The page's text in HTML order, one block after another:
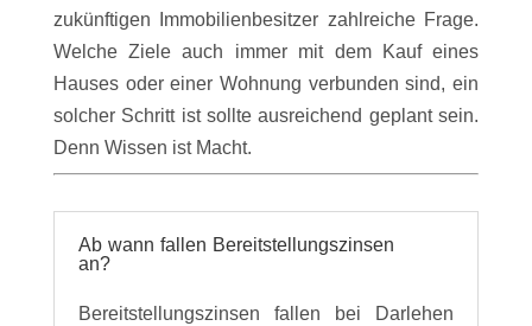
zukünftigen Immobilienbesitzer zahlreiche Frage.
Welche Ziele auch immer mit dem Kauf eines
Hauses oder einer Wohnung verbunden sind, ein
solcher Schritt ist sollte ausreichend geplant sein.
Denn Wissen ist Macht.
Ab wann fallen Bereitstellungszinsen
an?
Bereitstellungszinsen fallen bei Darlehen